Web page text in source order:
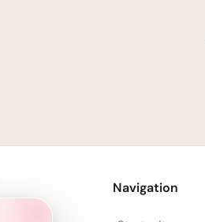
Navigation